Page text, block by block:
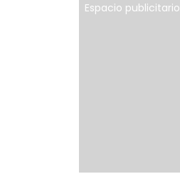
Espacio publicitario